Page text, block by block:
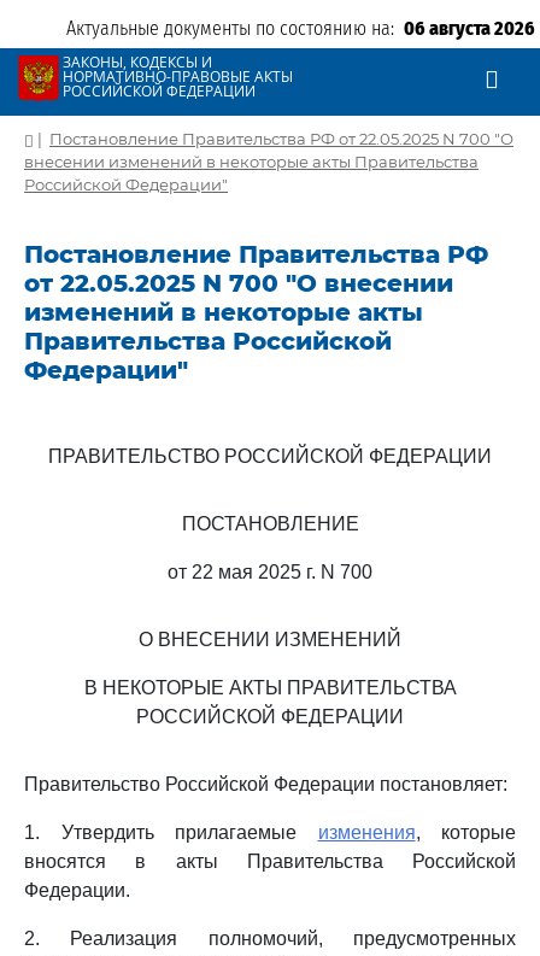
Актуальные документы по состоянию на: 06 августа 2026
ЗАКОНЫ, КОДЕКСЫ И
НОРМАТИВНО-ПРАВОВЫЕ АКТЫ
РОССИЙСКОЙ ФЕДЕРАЦИИ
| Постановление Правительства РФ от 22.05.2025 N 700 "О
внесении изменений в некоторые акты Правительства
Российской Федерации"
Постановление Правительства РФ
от 22.05.2025 N 700 "О внесении
изменений в некоторые акты
Правительства Российской
Федерации"
ПРАВИТЕЛЬСТВО РОССИЙСКОЙ ФЕДЕРАЦИИ
ПОСТАНОВЛЕНИЕ
от 22 мая 2025 г. N 700
О ВНЕСЕНИИ ИЗМЕНЕНИЙ
В НЕКОТОРЫЕ АКТЫ ПРАВИТЕЛЬСТВА
РОССИЙСКОЙ ФЕДЕРАЦИИ
Правительство Российской Федерации постановляет:
1. Утвердить прилагаемые изменения, которые
вносятся в акты Правительства Российской
Федерации.
2. Реализация полномочий, предусмотренных